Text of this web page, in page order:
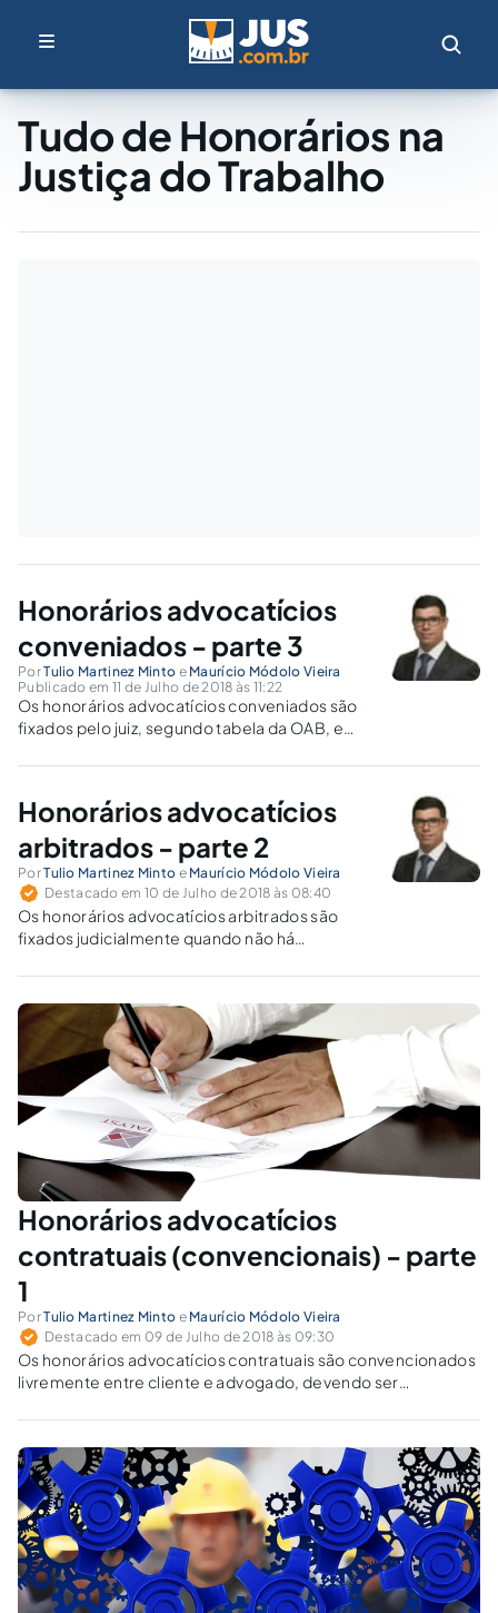
Tudo de Honorários na
Justiça do Trabalho
Honorários advocatícios
conveniados - parte 3
PorTulio Martinez Minto e Maurício Módolo Vieira
Publicado em 11 de Julho de 2018 às 11:22
Os honorários advocatícios conveniados são
fixados pelo juiz, segundo tabela da OAB, e
patrocina causa de juridicamente
Honorários advocatícios
arbitrados - parte 2
PorTulio Martinez Minto e Maurício Módolo Vieira
Destacado em 10 de Julho de 2018 às 08:40
Os honorários advocatícios arbitrados são
fixados judicialmente quando não há
compatíveis com o trabalho e o valor
econômico da questão.
Honorários advocatícios
contratuais (convencionais) - parte
1
PorTulio Martinez Minto e Maurício Módolo Vieira
Destacado em 09 de Julho de 2018 às 09:30
Os honorários advocatícios contratuais são convencionados
livremente entre cliente e advogado, devendo ser
sobre os serviços incluídos.